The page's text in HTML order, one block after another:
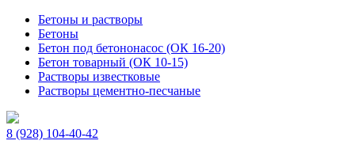
Бетоны и растворы
Бетоны
Бетон под бетононасос (ОК 16-20)
Бетон товарный (ОК 10-15)
Растворы известковые
Растворы цементно-песчаные
8 (928) 104-40-42